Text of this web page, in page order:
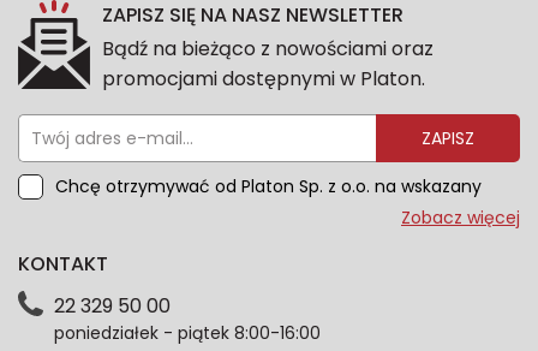
ZAPISZ SIĘ NA NASZ NEWSLETTER
Bądź na bieżąco z nowościami oraz
promocjami dostępnymi w Platon.
ZAPISZ
Chcę otrzymywać od Platon Sp. z o.o. na wskazany
przeze mnie adres e-mail informacje marketingowe
dotyczące danych osobowych znajdziesz w naszej
każdym czasie. Wycofanie zgody nie wpłynie na
zgodność z prawem przetwarzania dokonanego przed
Zobacz więcej
KONTAKT
22 329 50 00
poniedziałek - piątek 8:00-16:00